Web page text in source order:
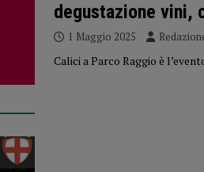
degustazione vini,
1 Maggio 2025
Calici a Parco Raggio è